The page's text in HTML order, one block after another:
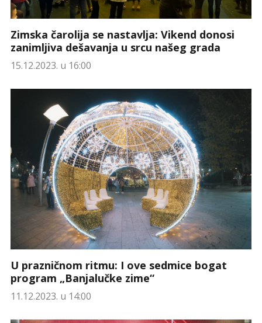
Zimska čarolija se nastavlja: Vikend donosi
zanimljiva dešavanja u srcu našeg grada
15.12.2023. u 16:00
U prazničnom ritmu: I ove sedmice bogat
program „Banjalučke zime“
11.12.2023. u 14:00